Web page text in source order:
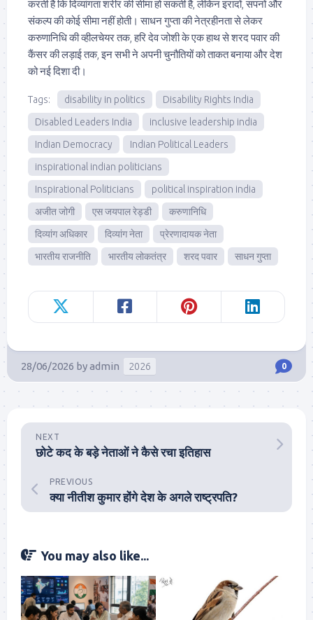
करती है कि दिव्यांगता शरीर की सीमा हो सकती है, लेकिन इरादों, सपनों और
संकल्प की कोई सीमा नहीं होती। साधन गुप्ता की नेत्रहीनता से लेकर
करुणानिधि की व्हीलचेयर तक, हरि देव जोशी के एक हाथ से शरद पवार की
कैंसर की लड़ाई तक, इन सभी ने अपनी चुनौतियों को ताकत बनाया और देश
को नई दिशा दी।
Tags: disability in politics
Disability Rights India
Disabled Leaders India
inclusive leadership india
Indian Democracy
Indian Political Leaders
inspirational indian politicians
Inspirational Politicians
political inspiration india
अजीत जोगी
एस जयपाल रेड्डी
करुणानिधि
दिव्यांग अधिकार
दिव्यांग नेता
प्रेरणादायक नेता
भारतीय राजनीति
भारतीय लोकतंत्र शरद पवार साधन गुप्ता
28/06/2026 byadmin 2026 0
NEXT
छोटे कद के बड़े नेताओं ने कैसे रचा इतिहास
PREVIOUS
क्या नीतीश कुमार होंगे देश के अगले राष्ट्रपति?
You may also like...